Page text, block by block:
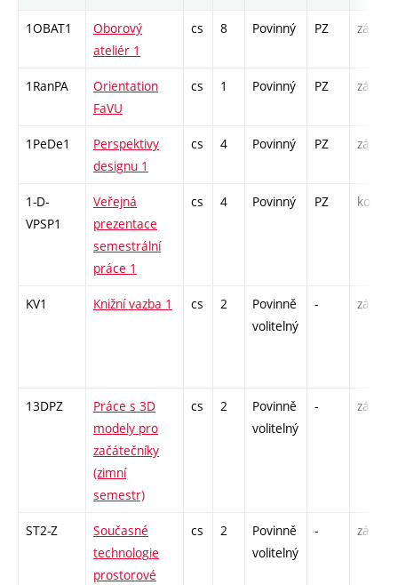
1OBAT1
Oborový
ateliér 1
cs 8 Povinný PZ zá
1RanPA
Orientation
FaVU
cs 1 Povinný PZ zá
1PeDe1
Perspektivy
designu 1
cs 4 Povinný PZ zá
1-D-
VPSP1
Veřejná
prezentace
semestrální
práce 1
cs 4 Povinný PZ kol
KV1 Knižní vazba 1 cs 2
Povinně
volitelný
- zá
13DPZ
Práce s 3D
modely pro
začátečníky
(zimní
semestr)
cs 2
Povinně
volitelný
- zá
ST2-Z
Současné
technologie
prostorové
cs 2
Povinně
volitelný
- zá